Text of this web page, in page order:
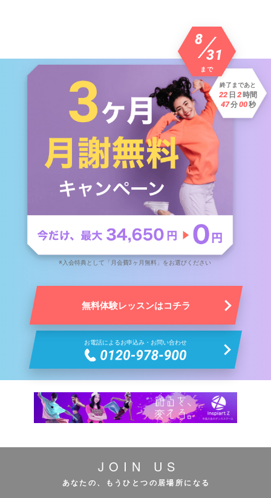
8
31
まで
終了まであと
22 日 2時間
46分59秒
※入会特典として「月会費3ヶ月無料」をお選びください
お電話によるお申込み・お問い合わせ
無料体験レッスンはコチラ